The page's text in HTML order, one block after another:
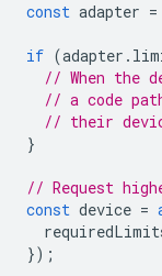
const adapter =
if (adapter .
// When the
// a code
// their
}
// Request
const device =
});